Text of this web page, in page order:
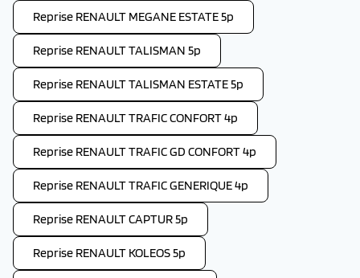
Reprise RENAULT MEGANE ESTATE 5p
Reprise RENAULT TALISMAN 5p
Reprise RENAULT TALISMAN ESTATE 5p
Reprise RENAULT TRAFIC CONFORT 4p
Reprise RENAULT TRAFIC GD CONFORT 4p
Reprise RENAULT TRAFIC GENERIQUE 4p
Reprise RENAULT CAPTUR 5p
Reprise RENAULT KOLEOS 5p